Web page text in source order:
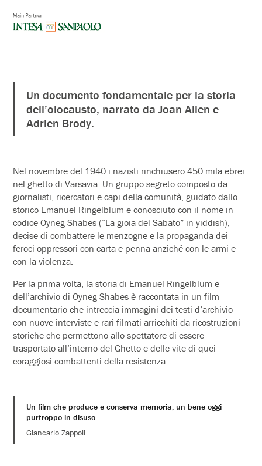
Un documento fondamentale per la storia
dell’olocausto, narrato da Joan Allen e
Adrien Brody.
Nel novembre del 1940 i nazisti rinchiusero 450 mila ebrei
nel ghetto di Varsavia. Un gruppo segreto composto da
giornalisti, ricercatori e capi della comunità, guidato dallo
storico Emanuel Ringelblum e conosciuto con il nome in
codice Oyneg Shabes (“La gioia del Sabato” in yiddish),
decise di combattere le menzogne e la propaganda dei
feroci oppressori con carta e penna anziché con le armi e
con la violenza.
Per la prima volta, la storia di Emanuel Ringelblum e
dell’archivio di Oyneg Shabes è raccontata in un film
documentario che intreccia immagini dei testi d’archivio
con nuove interviste e rari filmati arricchiti da ricostruzioni
storiche che permettono allo spettatore di essere
trasportato all’interno del Ghetto e delle vite di quei
coraggiosi combattenti della resistenza.
Un film che produce e conserva memoria, un bene oggi
purtroppo in disuso
Giancarlo Zappoli